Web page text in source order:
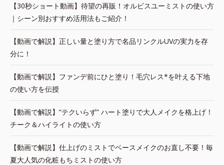
【30秒ショート動画】待望の再販！オルビスユーミストの使い方
｜シーン別おすすめ活用法もご紹介！
【動画で解説】正しい量と塗り方で名品リンクルUVの実力を存
分に！
【動画で解説】ファンデ前にひと塗り！毛穴レス*を叶える下地
の使い方を伝授
【動画で解説】“テクいらず” ハート塗りで大人メイクを格上げ！
チーク＆ハイライトの使い方
【動画で解説】仕上げのミストでベースメイクのお直し不要！毎
夏大人気の化粧もちミストの使い方